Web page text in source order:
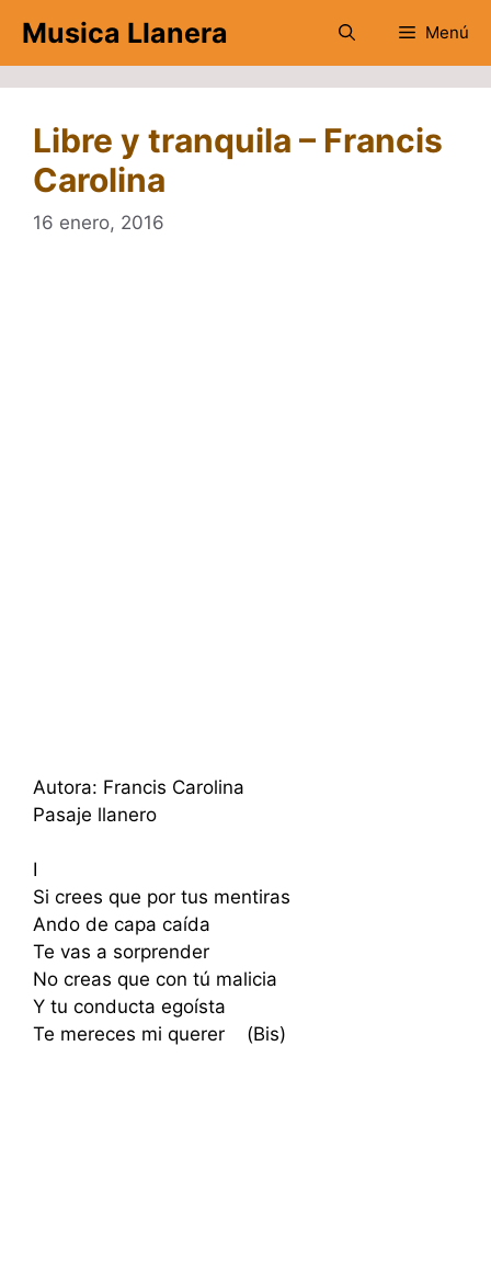
contenido
Musica Llanera Menú
Libre y tranquila – Francis
Carolina
16 enero, 2016
Autora: Francis Carolina
Pasaje llanero
I
Si crees que por tus mentiras
Ando de capa caída
Te vas a sorprender
No creas que con tú malicia
Y tu conducta egoísta
Te mereces mi querer (Bis)